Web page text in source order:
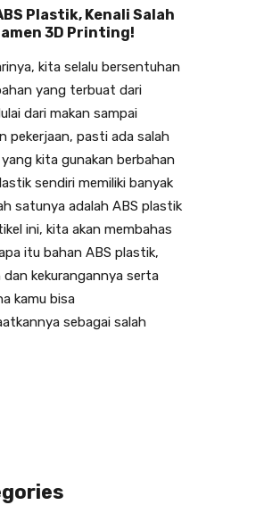
Plastik, Kenali Salah
3D Printing!
kita selalu bersentuhan
yang terbuat dari
dari makan sampai
pekerjaan, pasti ada salah
kita gunakan berbahan
sendiri memiliki banyak
satunya adalah ABS plastik
ini, kita akan membahas
itu bahan ABS plastik,
dan kekurangannya serta
kamu bisa
sebagai salah